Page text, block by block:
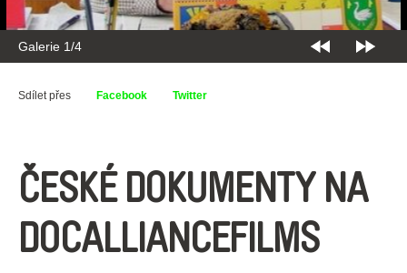
Galerie 2/4
Sdílet přes Facebook Twitter
ČESKÉ DOKUMENTY NA
DOCALLIANCEFILMS